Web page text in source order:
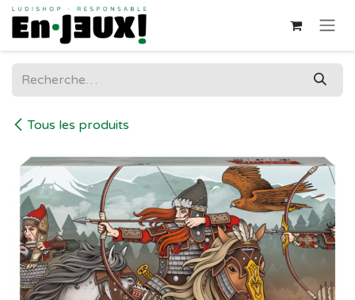
Se rendre au contenu
Tous les produits